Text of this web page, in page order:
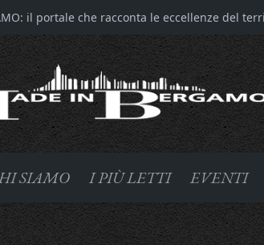
il portale che racconta le eccellenze del
SIAMO I PIÙ LETTI EVENTI